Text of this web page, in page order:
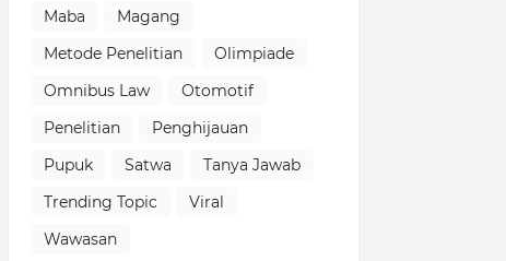
Maba
Magang
Metode Penelitian
Olimpiade
Omnibus Law
Otomotif
Penelitian
Penghijauan
Pupuk
Satwa
Tanya Jawab
Trending Topic
Viral
Wawasan